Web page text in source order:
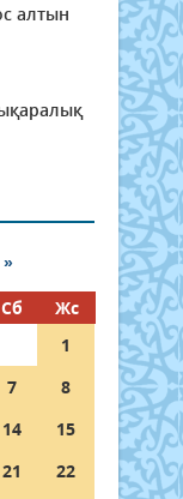
алтын
»
Сб
Жс
1
7
8
14
15
21
22